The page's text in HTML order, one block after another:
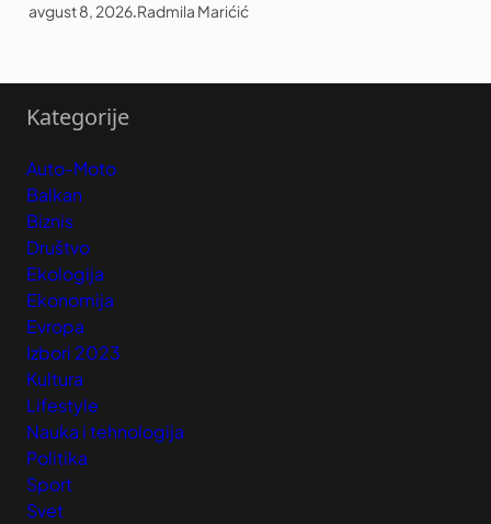
avgust 8, 2026.Radmila Marićić
Kategorije
Auto-Moto
Balkan
Biznis
Društvo
Ekologija
Ekonomija
Evropa
Izbori 2023
Kultura
Lifestyle
Nauka i tehnologija
Politika
Sport
Svet